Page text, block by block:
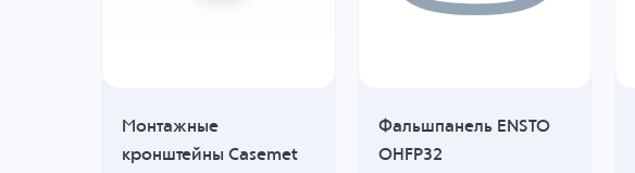
Монтажные
кронштейны Casemet
Фальшпанель ENSTO
OHFP32